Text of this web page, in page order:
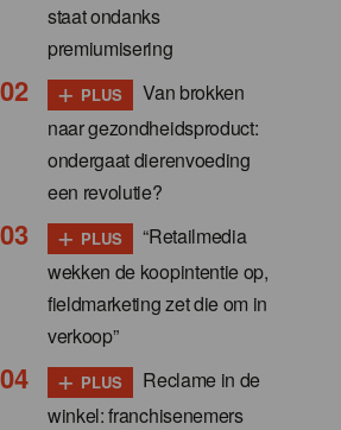
staat ondanks
premiumisering
+ PLUS
Van brokken
naar gezondheidsproduct:
ondergaat dierenvoeding
een revolutie?
+ PLUS
“Retailmedia
wekken de koopintentie op,
fieldmarketing zet die om in
verkoop”
+ PLUS
Reclame in de
winkel: franchisenemers